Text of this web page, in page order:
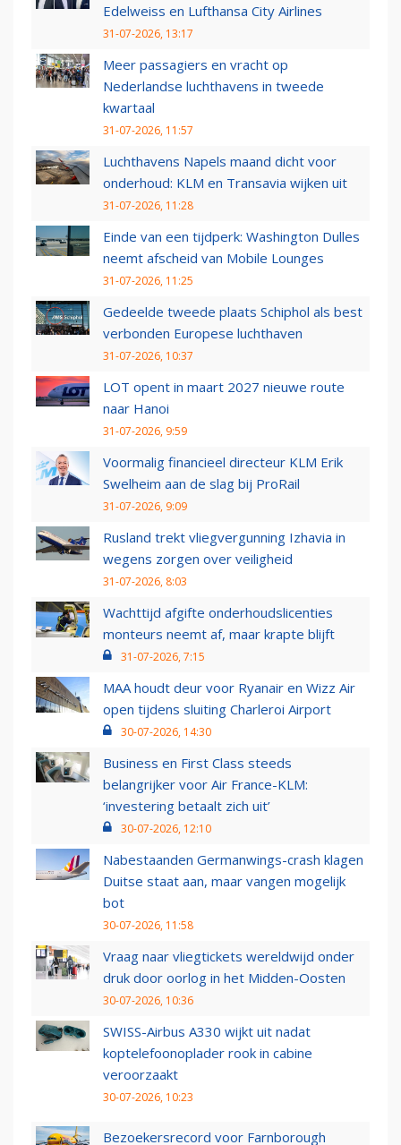
Edelweiss en Lufthansa City Airlines
31-07-2026, 13:17
Meer passagiers en vracht op
Nederlandse luchthavens in tweede
kwartaal
31-07-2026, 11:57
Luchthavens Napels maand dicht voor
onderhoud: KLM en Transavia wijken uit
31-07-2026, 11:28
Einde van een tijdperk: Washington Dulles
neemt afscheid van Mobile Lounges
31-07-2026, 11:25
Gedeelde tweede plaats Schiphol als best
verbonden Europese luchthaven
31-07-2026, 10:37
LOT opent in maart 2027 nieuwe route
naar Hanoi
31-07-2026, 9:59
Voormalig financieel directeur KLM Erik
Swelheim aan de slag bij ProRail
31-07-2026, 9:09
Rusland trekt vliegvergunning Izhavia in
wegens zorgen over veiligheid
31-07-2026, 8:03
Wachttijd afgifte onderhoudslicenties
monteurs neemt af, maar krapte blijft
31-07-2026, 7:15
MAA houdt deur voor Ryanair en Wizz Air
open tijdens sluiting Charleroi Airport
30-07-2026, 14:30
Business en First Class steeds
belangrijker voor Air France-KLM:
‘investering betaalt zich uit’
30-07-2026, 12:10
Nabestaanden Germanwings-crash klagen
Duitse staat aan, maar vangen mogelijk
bot
30-07-2026, 11:58
Vraag naar vliegtickets wereldwijd onder
druk door oorlog in het Midden-Oosten
30-07-2026, 10:36
SWISS-Airbus A330 wijkt uit nadat
koptelefoonoplader rook in cabine
veroorzaakt
30-07-2026, 10:23
Bezoekersrecord voor Farnborough